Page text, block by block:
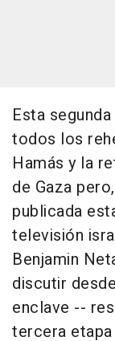
Esta
todos los
Hamás y la
de Gaza
publicada
televisión
Benjamin
discutir
enclave --
tercera